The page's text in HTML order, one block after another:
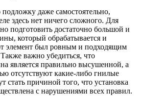
даже самостоятельно,
здесь нет ничего сложного. Для
подготовить достаточно большой и
который обрабатывается и
элемент был ровным и подходящим
важно убедиться, что
является правильно высушенной, а
отсутствуют какие-либо гнилые
стать причиной того, что установка
с нарушениями всех правил.